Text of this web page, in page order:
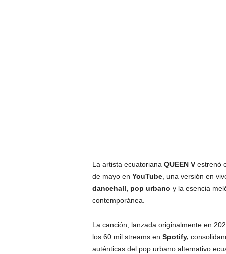
La artista ecuatoriana QUEEN Vestrenó
de mayo en YouTube, una versión en
dancehall, pop urbano y la esencia
contemporánea.
La canción, lanzada originalmente en
los 60 mil streams en Spotify,
auténticas del pop urbano alternativo